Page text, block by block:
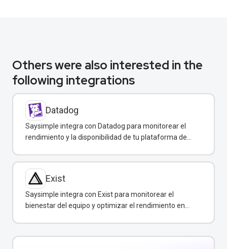
Others were also interested in the
following integrations
Datadog
Saysimple integra con Datadog para monitorear el
rendimiento y la disponibilidad de tu plataforma de
Exist
Saysimple integra con Exist para monitorear el
bienestar del equipo y optimizar el rendimiento en